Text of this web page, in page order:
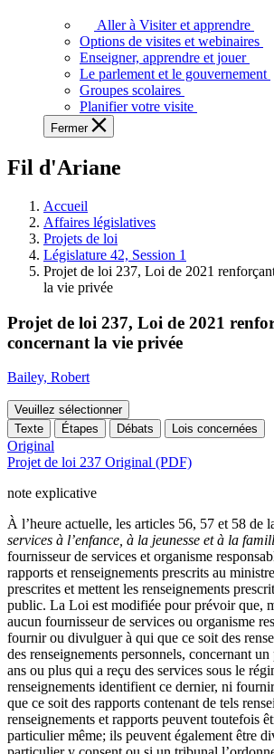
voir,
apprendre
et
à
à
législative.
Aller à Visiter et apprendre
Options de visites et webinaires
Enseigner, apprendre et jouer
Le parlement et le gouvernement
Groupes scolaires
Planifier votre visite
Fermer
Fil d'Ariane
Accueil
Affaires législatives
Projets de loi
Législature 42, Session 1
Projet de loi 237, Loi de 2021
la vie privée
Projet de loi 237, Loi de 2021
concernant la vie privée
Bailey, Robert
Veuillez sélectionner
Texte
Étapes Débats Lois concernées
Original
Projet de loi 237 Original (PDF)
note explicative
À l’heure actuelle, les articles 56, 57 et 58 de
services à l’enfance, à la jeunesse et à la
fournisseur de services et organisme
rapports et renseignements prescrits au
prescrites et mettent les renseignements
public. La Loi est modifiée pour prévoir que,
aucun fournisseur de services ou organisme
fournir ou divulguer à qui que ce soit des
des renseignements personnels, concernant
ans ou plus qui a reçu des services sous le
renseignements identifient ce dernier, ni
que ce soit des rapports contenant de tels
renseignements et rapports peuvent toutefois
particulier même; ils peuvent également être